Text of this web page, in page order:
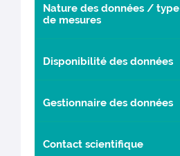
Nature des données / type
de mesures
Disponibilité des données
Gestionnaire des données
Contact scientifique